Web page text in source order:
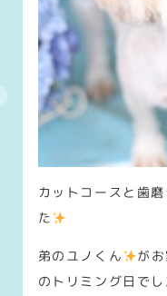
カットコースと歯
た
弟のユノくん
が
のトリミング日でし